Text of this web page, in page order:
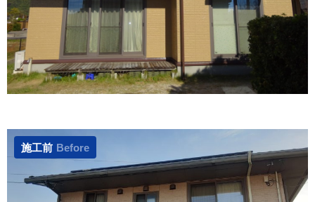
施工前 Before